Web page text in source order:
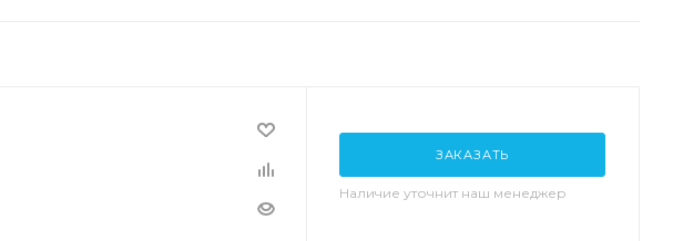
ЗАКАЗАТЬ
Наличие уточнит наш менеджер